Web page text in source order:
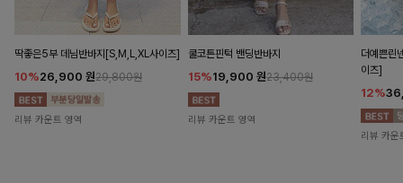
딱좋은5부 데님반바지[S,M,L,XL사이즈]
10%26,900 원29,800원
리뷰 카운트 영역
쿨코튼핀턱 밴딩반바지
15%19,900 원23,400원
리뷰 카운트 영역
더예쁜린
이즈]
12%
리뷰 카운